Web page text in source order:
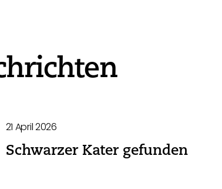
21 April 2026
Schwarzer Kater gefunden